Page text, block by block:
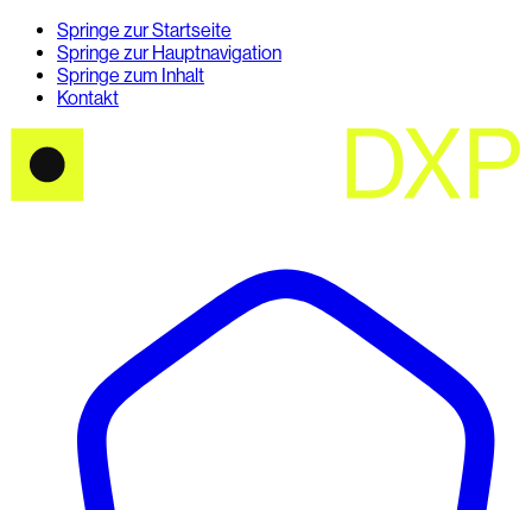
Springe zur Startseite
Springe zur Hauptnavigation
Springe zum Inhalt
Kontakt